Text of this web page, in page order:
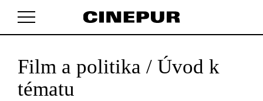
V košíku zatím nemáte žádné položky.
Film a politika / Úvod k
tématu